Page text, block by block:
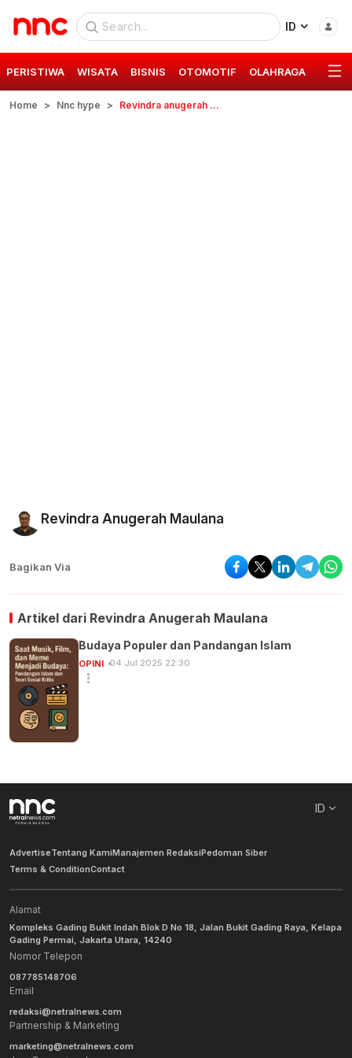
ID
PERISTIWA WISATA BISNIS OTOMOTIF OLAHRAGA GAYA
Home Nnc hype Revindra anugerah maulana
Revindra Anugerah Maulana
Bagikan Via
Artikel dari Revindra Anugerah Maulana
Budaya Populer dan Pandangan Islam
OPINI 04 Jul 2025 22:30
ID
AdvertiseTentang KamiManajemen RedaksiPedoman Siber
Terms & ConditionContact
Alamat
Kompleks Gading Bukit Indah Blok D No 18, Jalan Bukit Gading Raya, Kelapa
Gading Permai, Jakarta Utara, 14240
Nomor Telepon
087785148706
Email
redaksi@netralnews.com
Partnership & Marketing
marketing@netralnews.com